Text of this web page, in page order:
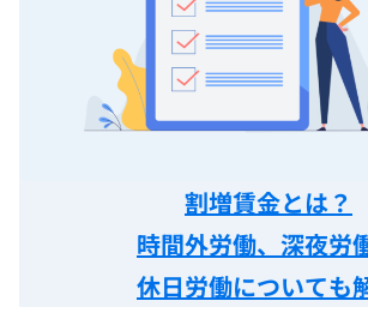
割増賃金とは？
時間外労働、深夜労
休日労働についても